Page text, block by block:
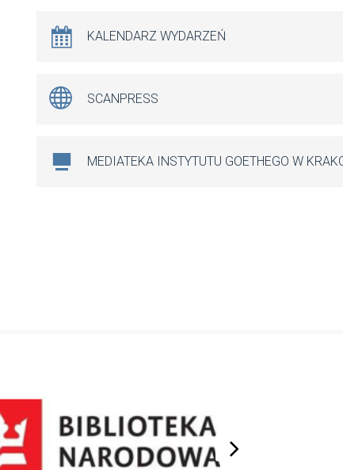
KALENDARZ WYDARZEŃ
SCANPRESS
MEDIATEKA INSTYTUTU GOETHEGO W
next